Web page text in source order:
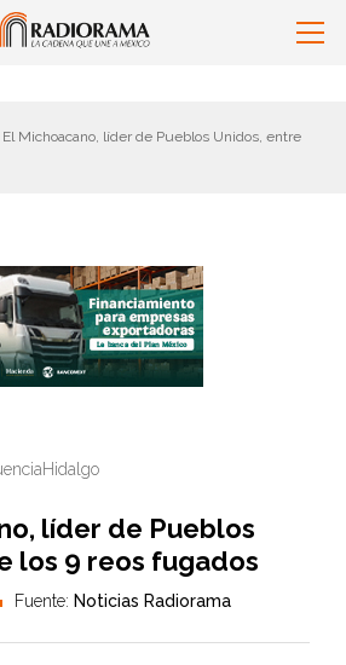
El Michoacano, líder de Pueblos Unidos, entre
Hidalgo
líder de Pueblos
los 9 reos fugados
Fuente: Noticias Radiorama